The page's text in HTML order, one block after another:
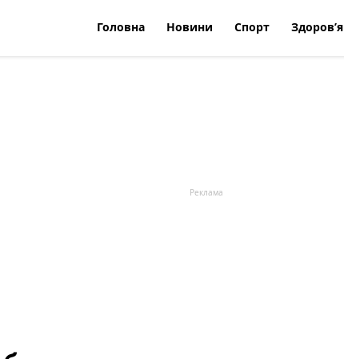
Головна Новини Спорт Здоров’я